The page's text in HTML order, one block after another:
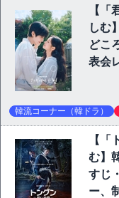
【「
しむ
どこ
表会
韓流コーナー（韓ドラ）
【「
む】
すじ
ー、